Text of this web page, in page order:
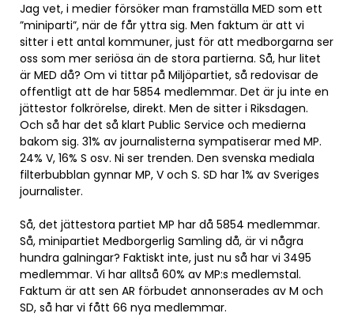
Jag vet, i medier försöker man framställa MED som ett
”miniparti”, när de får yttra sig. Men faktum är att vi
sitter i ett antal kommuner, just för att medborgarna ser
oss som mer seriösa än de stora partierna. Så, hur litet
är MED då? Om vi tittar på Miljöpartiet, så redovisar de
offentligt att de har 5854 medlemmar. Det är ju inte en
jättestor folkrörelse, direkt. Men de sitter i Riksdagen.
Och så har det så klart Public Service och medierna
bakom sig. 31% av journalisterna sympatiserar med MP.
24% V, 16% S osv. Ni ser trenden. Den svenska mediala
filterbubblan gynnar MP, V och S. SD har 1% av Sveriges
journalister.
Så, det jättestora partiet MP har då 5854 medlemmar.
Så, minipartiet Medborgerlig Samling då, är vi några
hundra galningar? Faktiskt inte, just nu så har vi 3495
medlemmar. Vi har alltså 60% av MP:s medlemstal.
Faktum är att sen AR förbudet annonserades av M och
SD, så har vi fått 66 nya medlemmar.